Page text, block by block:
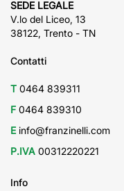
SEDE LEGALE
V.lo del Liceo, 13
38122, Trento - TN
Contatti
T 0464 839311
F 0464 839310
E info@franzinelli.com
P.IVA 00312220221
Info